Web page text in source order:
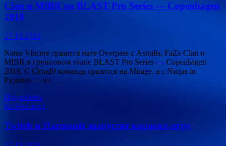
Clan и MIBR на BLAST Pro Series — Copenhagen
2018
27.10.2018
Natus Vincere сразятся нате Overpass с Astralis, FaZe Clan и
MIBR в групповом этапе BLAST Pro Series — Copenhagen
2018. С Cloud9 команда сразится на Mirage, а с Ninjas in
Pyjamas — на …
Подробнее
Киберспорт
Twitch и Harmonix выпустят караоке-игру